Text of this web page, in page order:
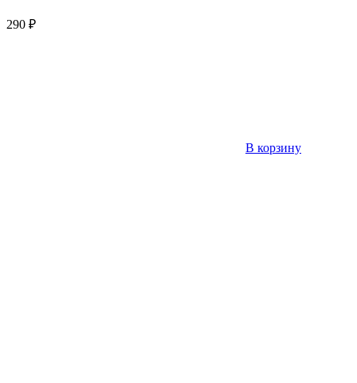
290 ₽
В корзину